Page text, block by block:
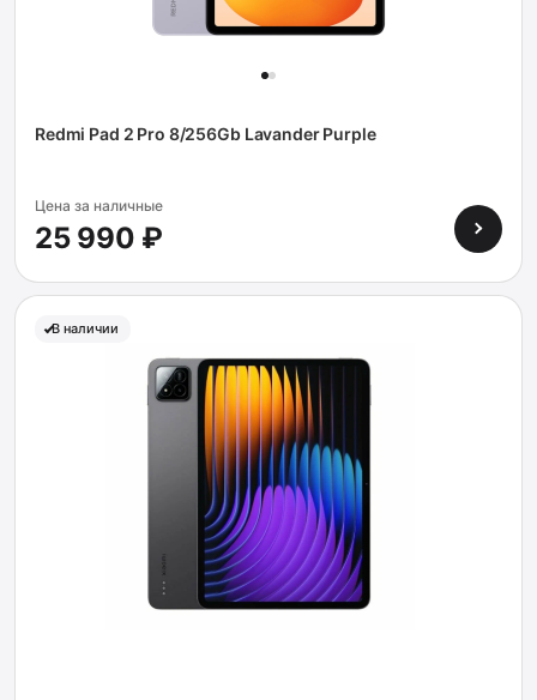
Redmi Pad 2 Pro 8/256Gb Lavander Purple
Цена за наличные
25 990 ₽
В наличии